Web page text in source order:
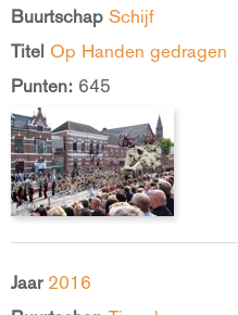
Buurtschap Schijf
Titel Op Handen gedragen
Punten: 645
Jaar 2016